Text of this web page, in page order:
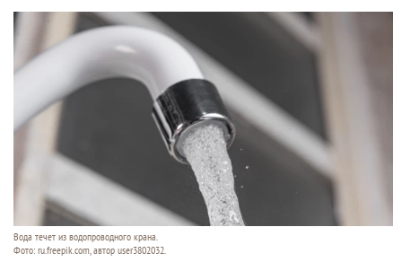
Вода течет из водопроводного крана.
Фото: ru.freepik.com, автор user3802032.